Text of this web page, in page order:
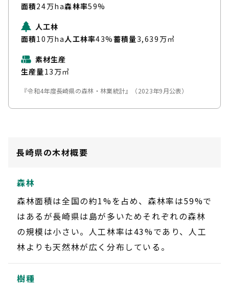
面積24万ha森林率59%
人工林
面積10万ha 人工林率43%蓄積量3,639万㎥
素材生産
生産量13万㎥
『令和4年度長崎県の森林・林業統計』（2023年9月公表）
長崎県の木材概要
森林
森林面積は全国の約1%を占め、森林率は59%で
はあるが長崎県は島が多いためそれぞれの森林
の規模は小さい。人工林率は43%であり、人工
林よりも天然林が広く分布している。
樹種